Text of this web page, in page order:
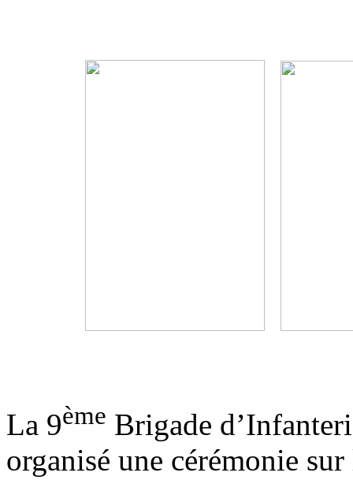
La 9ème Brigade
organisé une cérémonie